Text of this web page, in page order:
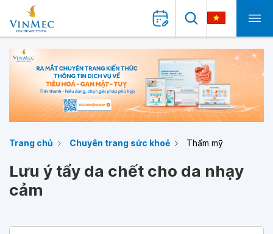
Trang chủ Chuyên trang sức khoẻ Thẩm mỹ
Lưu ý tẩy da chết cho da nhạy
cảm